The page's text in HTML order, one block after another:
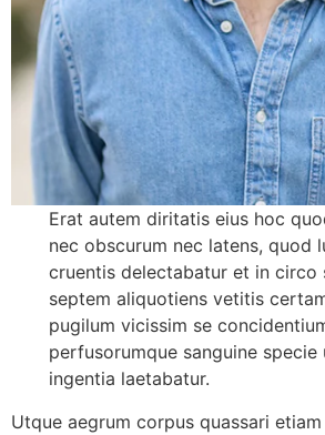
Erat autem diritatis eius hoc
nec obscurum nec latens, quod
cruentis delectabatur et in circo
septem aliquotiens vetitis
pugilum vicissim se
perfusorumque sanguine specie
ingentia laetabatur.
Utque aegrum corpus quassari